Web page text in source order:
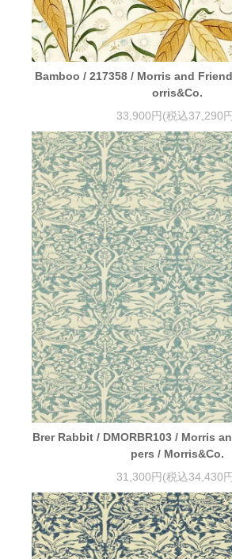
Bamboo / 217358 / Morris and
orris&Co.
33,900円(税込37,290
Brer Rabbit / DMORBR103 / Morris
pers / Morris&Co.
31,300円(税込34,430